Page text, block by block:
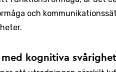
och
med kognitiva